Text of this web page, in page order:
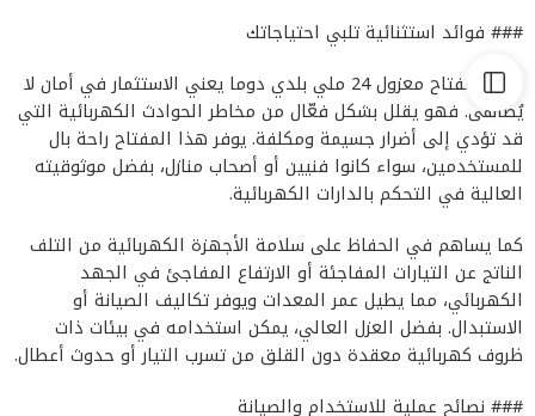
### فوائد استثنائية تلبي احتياجاتك
اختيار مفتاح معزول 24 ملي بلدي دوما يعني الاستثمار في أمان لا
يُضاهى. فهو يقلل بشكل فعّال من مخاطر الحوادث الكهربائية التي
قد تؤدي إلى أضرار جسيمة ومكلفة. يوفر هذا المفتاح راحة بال
للمستخدمين، سواء كانوا فنيين أو أصحاب منازل، بفضل موثوقيته
العالية في التحكم بالدارات الكهربائية.
كما يساهم في الحفاظ على سلامة الأجهزة الكهربائية من التلف
الناتج عن التيارات المفاجئة أو الارتفاع المفاجئ في الجهد
الكهربائي، مما يطيل عمر المعدات ويوفر تكاليف الصيانة أو
الاستبدال. بفضل العزل العالي، يمكن استخدامه في بيئات ذات
ظروف كهربائية معقدة دون القلق من تسرب التيار أو حدوث أعطال.
### نصائح عملية للاستخدام والصيانة